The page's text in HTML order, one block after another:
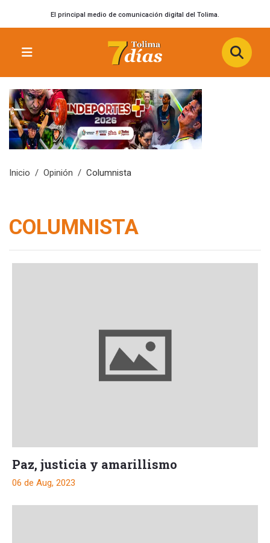
El principal medio de comunicación digital del Tolima.
Inicio Opinión Columnista
COLUMNISTA
Paz, justicia y amarillismo
06 de Aug, 2023